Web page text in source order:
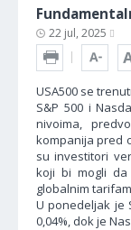
22 jul, 2025
USA500 se
S&P 500 i
nivoima,
kompanija pred
su investitori
koji bi mogli da
globalnim
U ponedeljak je
0,04%, dok je